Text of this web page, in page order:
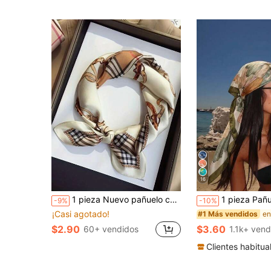
-9% 1 pieza Nuevo pañuelo cuadrado de verano de moda con estampado de letras, patrón de caballo retro, ligero y de imitación de seda de lujo, versátil y adecuado como pañuelo para la cabeza
¡Casi agotado!
$2.90 60+ vendidos
16
-10% 1 pieza Pañuelo/Bandana con estampado floral casual para mujer, estilo bohemio de
#1 Más vendidos
$3.60 1.1k+
Clientes